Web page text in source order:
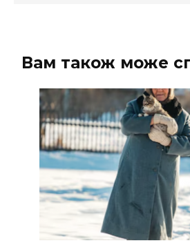
Вам також може